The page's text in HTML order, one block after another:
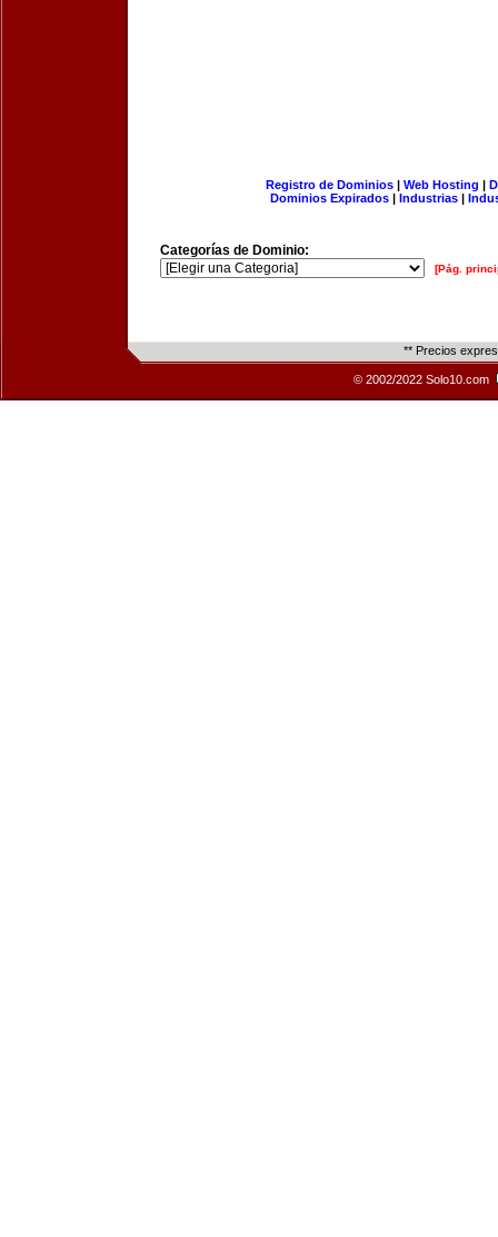
Registro de Dominios| Web Hosting |
Dominios Expirados | Industrias |
Categorías de Dominio:
[Pág.
** Precios
© 2002/2022 Solo10.com